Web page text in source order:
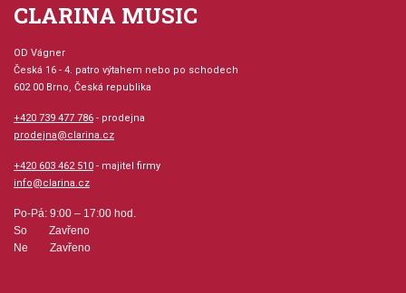
Zábavu a potěšení přinese mladým klavíristům, také mnoho
zajímavá série klavírní školy, která Vámukáže, jak probíhá
výuka hry na piano v jiných zemích světa.
Provedení: sešit - měkká vazba
Série: Piano Adventures - Lesson 4, Piano
Adventures
Jazyk: anglicky
CLARINA MUSIC
OD Vágner
Česká 16 - 4. patro výtahem nebo po schodech
602 00 Brno, Česká republika
+420 739 477 786 - prodejna
prodejna@clarina.cz
+420 603 462 510 - majitel firmy
info@clarina.cz
Po-Pá: 9:00 – 17:00 hod.
So Zavřeno
Ne Zavřeno